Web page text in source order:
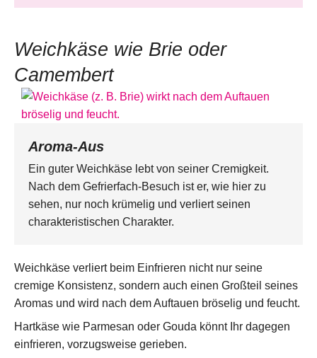
Weichkäse wie Brie oder
Camembert
Aroma-Aus
Ein guter Weichkäse lebt von seiner Cremigkeit.
Nach dem Gefrierfach-Besuch ist er, wie hier zu
sehen, nur noch krümelig und verliert seinen
charakteristischen Charakter.
Weichkäse verliert beim Einfrieren nicht nur seine
cremige Konsistenz, sondern auch einen Großteil seines
Aromas und wird nach dem Auftauen bröselig und feucht.
Hartkäse wie Parmesan oder Gouda könnt Ihr dagegen
einfrieren, vorzugsweise gerieben.